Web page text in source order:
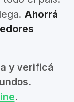
Ahorrá
y verificá
.